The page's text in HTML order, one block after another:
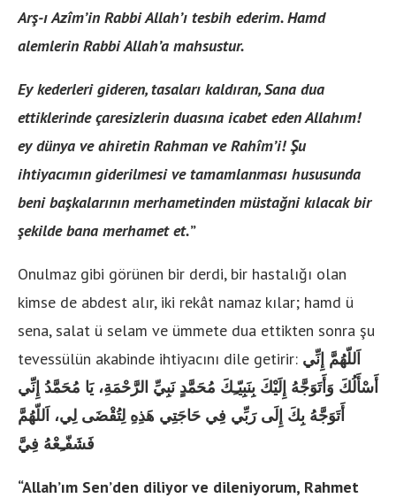
Arş-ı Azîm’in Rabbi Allah’ı tesbih ederim. Hamd
alemlerin Rabbi Allah’a mahsustur.
Ey kederleri gideren, tasaları kaldıran, Sana dua
ettiklerinde çaresizlerin duasına icabet eden Allahım!
ey dünya ve ahiretin Rahman ve Rahîm’i! Şu
ihtiyacımın giderilmesi ve tamamlanması hususunda
beni başkalarının merhametinden müstağni kılacak bir
şekilde bana merhamet et.”
Onulmaz gibi görünen bir derdi, bir hastalığı olan
kimse de abdest alır, iki rekât namaz kılar; hamd ü
sena, salat ü selam ve ümmete dua ettikten sonra şu
tevessülün akabinde ihtiyacını dile getirir: اَللّهُمَّ إِنِّي
أَسْأَلُكَ وَأَتَوَجَّهُ إِلَيْكَ بِنَبِيّـِكَ مُحَمَّدٍ نَبِيِّ الرَّحْمَةِ، يَا مُحَمَّدُ إِنِّي
أَتَوَجَّهُ بِكَ إِلَى رَبِّي فِي حَاجَتِي هَذِهِ لِتُقْضَى لِي، اَللّهُمَّ
فَشَفّـِعْهُ فِيَّ
“Allah’ım Sen’den diliyor ve dileniyorum, Rahmet